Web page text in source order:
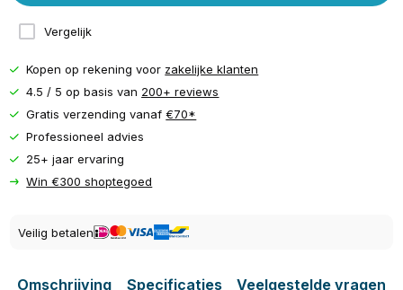
Vergelijk
Kopen op rekening voor zakelijke klanten
4.5 / 5 op basis van 200+ reviews
Gratis verzending vanaf€70*
Professioneel advies
25+ jaar ervaring
Win €300 shoptegoed
Veilig betalen
Omschrijving Specificaties Veelgestelde vragen